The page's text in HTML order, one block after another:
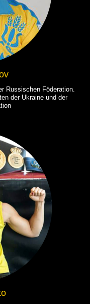
Russischen Föderation.
der Ukraine und der